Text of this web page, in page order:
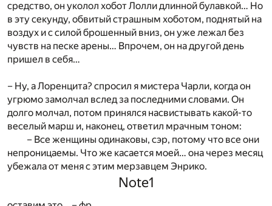
средство, он уколол хобот Лолли длинной булавкой… Но
в эту секунду, обвитый страшным хоботом, поднятый на
воздух и с силой брошенный вниз, он уже лежал без
чувств на песке арены… Впрочем, он на другой день
пришел в себя…
– Ну, а Лоренцита? спросил я мистера Чарли, когда он
угрюмо замолчал вслед за последними словами. Он
долго молчал, потом принялся насвистывать какой-то
веселый марш и, наконец, ответил мрачным тоном:
– Все женщины одинаковы, сэр, потому что все они
непроницаемы. Что же касается моей… она через месяц
убежала от меня с этим мерзавцем Энрико.
Note1